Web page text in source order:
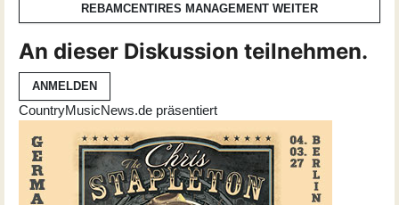
REBAMCENTIRES MANAGEMENT WEITER
An dieser Diskussion teilnehmen.
ANMELDEN
CountryMusicNews.de präsentiert